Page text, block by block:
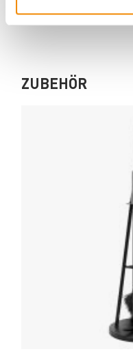
Téléphone :
+33 1 59
ZUBEHÖR